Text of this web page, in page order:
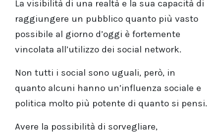
La visibilità di una realtà e la sua capacità di
raggiungere un pubblico quanto più vasto
possibile al giorno d’oggi è fortemente
vincolata all’utilizzo dei social network.
Non tutti i social sono uguali, però, in
quanto alcuni hanno un’influenza sociale e
politica molto più potente di quanto si pensi.
Avere la possibilità di sorvegliare,